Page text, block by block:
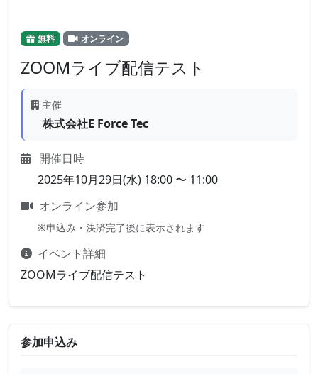
無料 オンライン
ZOOMライブ配信テスト
主催
株式会社E Force Tec
開催日時
2025年10月29日(水) 18:00 〜 11:00
オンライン参加
※申込み・決済完了後に表示されます
イベント詳細
ZOOMライブ配信テスト
参加申込み